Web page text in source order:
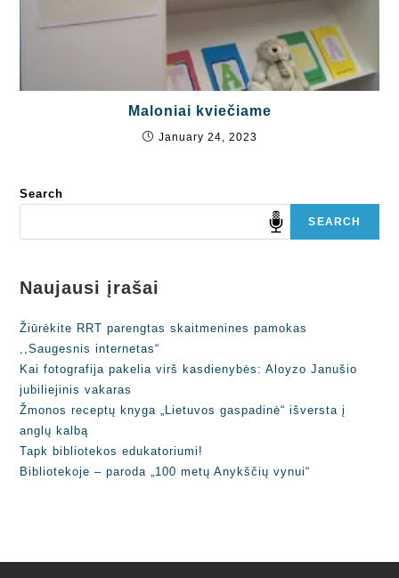
Maloniai kviečiame
January 24, 2023
Search
SEARCH
Naujausi įrašai
Žiūrėkite RRT parengtas skaitmenines pamokas
,,Saugesnis internetas“
Kai fotografija pakelia virš kasdienybės: Aloyzo Janušio
jubiliejinis vakaras
Žmonos receptų knyga „Lietuvos gaspadinė“ išversta į
anglų kalbą
Tapk bibliotekos edukatoriumi!
Bibliotekoje – paroda „100 metų Anykščių vynui“